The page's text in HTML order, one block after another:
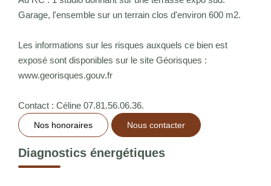
Garage, l'ensemble sur un terrain clos d'environ 600 m2.
Les informations sur les risques auxquels ce bien est
exposé sont disponibles sur le site Géorisques :
www.georisques.gouv.fr
Contact : Céline 07.81.56.06.36.
Nos honoraires Nous contacter
Diagnostics énergétiques